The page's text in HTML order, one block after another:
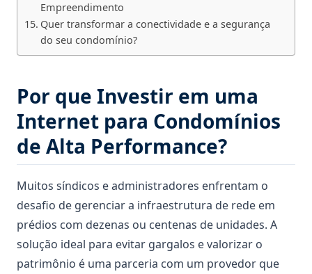
Empreendimento
Quer transformar a conectividade e a segurança
do seu condomínio?
Por que Investir em uma
Internet para Condomínios
de Alta Performance?
Muitos síndicos e administradores enfrentam o
desafio de gerenciar a infraestrutura de rede em
prédios com dezenas ou centenas de unidades. A
solução ideal para evitar gargalos e valorizar o
patrimônio é uma parceria com um provedor que